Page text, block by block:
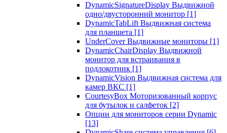
DynamicSignatureDisplay Выдвижной
одно/двусторонний монитор [1]
DynamicTabLift Выдвижная система
для планшета [1]
UnderCover Выдвижные мониторы [1]
DynamicChairDisplay Выдвижной
монитор для встраивания в
подлокотник [1]
DynamicVision Выдвижная система для
камер ВКС [1]
CourtesyBox Моторизованный корпус
для бутылок и салфеток [2]
Опции для мониторов серии Dynamic
[13]